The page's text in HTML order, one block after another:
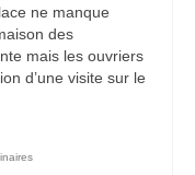
ne manque
des
mais les ouvriers
d’une visite sur le